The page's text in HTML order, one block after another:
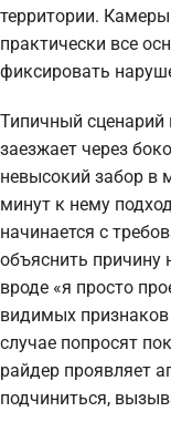
территории.
практически все
фиксировать
Типичный
заезжает через
невысокий забор в
минут к нему
начинается с
объяснить причину
вроде «я просто
видимых
случае попросят
райдер проявляет
подчиниться,